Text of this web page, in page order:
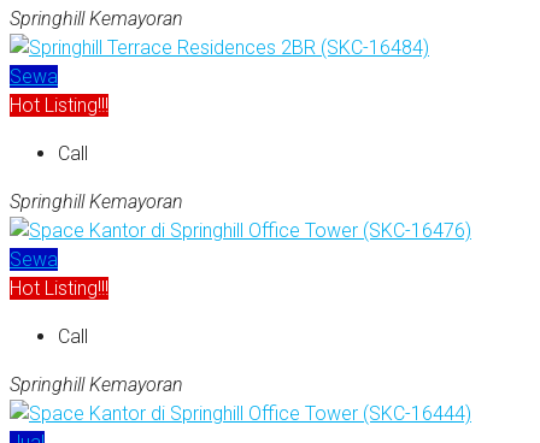
Springhill Kemayoran
Sewa
Hot Listing!!!
Call
Springhill Kemayoran
Sewa
Hot Listing!!!
Call
Springhill Kemayoran